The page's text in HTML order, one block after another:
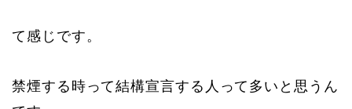
て感じです。
禁煙する時って結構宣言する人って多いと思うん